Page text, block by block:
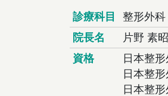
診療科目
整形外
院長名
片野 素昭
資格
日本整
日本整
日本整